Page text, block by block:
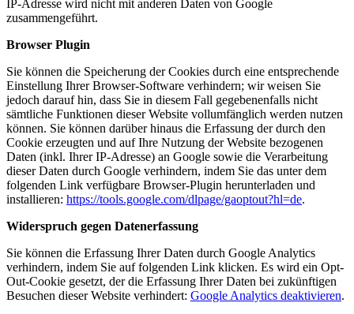
IP-Adresse wird nicht mit anderen Daten von Google
zusammengeführt.
Browser Plugin
Sie können die Speicherung der Cookies durch eine entsprechende
Einstellung Ihrer Browser-Software verhindern; wir weisen Sie
jedoch darauf hin, dass Sie in diesem Fall gegebenenfalls nicht
sämtliche Funktionen dieser Website vollumfänglich werden nutzen
können. Sie können darüber hinaus die Erfassung der durch den
Cookie erzeugten und auf Ihre Nutzung der Website bezogenen
Daten (inkl. Ihrer IP-Adresse) an Google sowie die Verarbeitung
dieser Daten durch Google verhindern, indem Sie das unter dem
folgenden Link verfügbare Browser-Plugin herunterladen und
installieren: https://tools.google.com/dlpage/gaoptout?hl=de.
Widerspruch gegen Datenerfassung
Sie können die Erfassung Ihrer Daten durch Google Analytics
verhindern, indem Sie auf folgenden Link klicken. Es wird ein Opt-
Out-Cookie gesetzt, der die Erfassung Ihrer Daten bei zukünftigen
Besuchen dieser Website verhindert: Google Analytics deaktivieren.